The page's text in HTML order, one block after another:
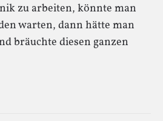
zu arbeiten, könnte man
warten, dann hätte man
bräuchte diesen ganzen